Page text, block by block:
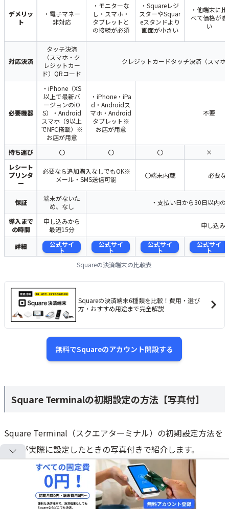
デメリッ
ト
・電子マネー
非対応
・モニターな
し・スマホ・
タブレットと
の接続が必須
・Squareレジ
スターやSquar
eスタンドより
画面が小さい
・他端末に比
べて価格が高
い
対応決済
タッチ決済
（スマホ・ク
レジットカー
ド）QRコード
クレジットカードタッチ決済（スマ
必要機器
・iPhone（XS
以上で最新バ
ージョンのiO
S）・Android
スマホ（9以上
でNFC搭載）※
お店が用意
・iPhone・iPa
d・Androidス
マホ・Android
タブレット※
お店が用意
不要
持ち運び 〇 〇 〇
×
レシート
プリンタ
ー
必要なら追加購入なしでもOK※
メール・SMS送信可能
〇端末内蔵 必要な
保証
端末がないた
め、なし
・支払い日から30日以内
導入まで
の時間
申し込みから
最短15分
申し込み
詳細 公式サイ
ト
公式サイ
ト
公式サイ
ト
公式サイ
ト
Squareの決済端末の比較表
Squareの決済端末6種類を比較！費用・選び
方・おすすめ用途まで完全解説
無料でSquareのアカウント開設する
Square Terminalの初期設定の方法【写真付】
Square Terminal（スクエアターミナル）の初期設定方法を
筆者が実際に設定したときの写真付きで紹介します。